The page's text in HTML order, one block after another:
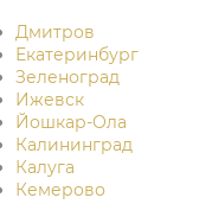
Дмитров
Екатеринбург
Зеленоград
Ижевск
Йошкар-Ола
Калининград
Калуга
Кемерово